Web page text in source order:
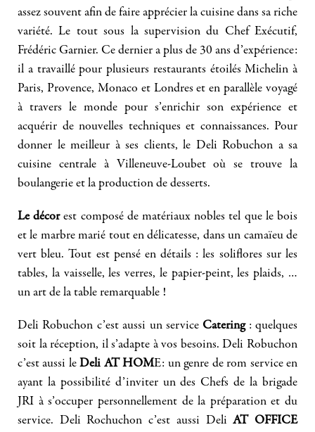
assez souvent afin de faire apprécier la cuisine dans sa riche
variété. Le tout sous la supervision du Chef Exécutif,
Frédéric Garnier. Ce dernier a plus de 30 ans d’expérience:
il a travaillé pour plusieurs restaurants étoilés Michelin à
Paris, Provence, Monaco et Londres et en parallèle voyagé
à travers le monde pour s’enrichir son expérience et
acquérir de nouvelles techniques et connaissances. Pour
donner le meilleur à ses clients, le Deli Robuchon a sa
cuisine centrale à Villeneuve-Loubet où se trouve la
boulangerie et la production de desserts.
Le décorest composé de matériaux nobles tel que le bois
et le marbre marié tout en délicatesse, dans un camaïeu de
vert bleu. Tout est pensé en détails : les soliflores sur les
tables, la vaisselle, les verres, le papier-peint, les plaids, …
un art de la table remarquable !
Deli Robuchon c’est aussi un service Catering: quelques
soit la réception, il s’adapte à vos besoins. Deli Robuchon
c’est aussi leDeli AT HOME: un genre de rom service en
ayant la possibilité d’inviter un des Chefs de la brigade
JRI à s’occuper personnellement de la préparation et du
service. Deli Rochuchon c’est aussi DeliAT OFFICE